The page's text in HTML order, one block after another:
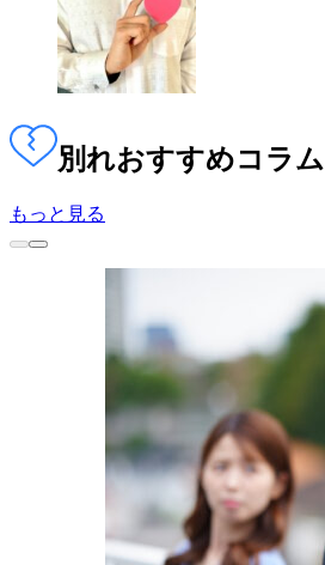
別れおすすめコラム
もっと見る